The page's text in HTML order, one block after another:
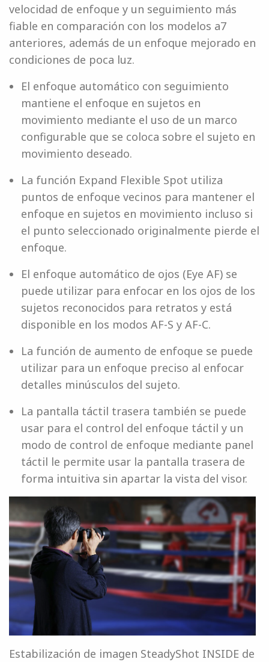
velocidad de enfoque y un seguimiento más
fiable en comparación con los modelos a7
anteriores, además de un enfoque mejorado en
condiciones de poca luz.
El enfoque automático con seguimiento
mantiene el enfoque en sujetos en
movimiento mediante el uso de un marco
configurable que se coloca sobre el sujeto en
movimiento deseado.
La función Expand Flexible Spot utiliza
puntos de enfoque vecinos para mantener el
enfoque en sujetos en movimiento incluso si
el punto seleccionado originalmente pierde el
enfoque.
El enfoque automático de ojos (Eye AF) se
puede utilizar para enfocar en los ojos de los
sujetos reconocidos para retratos y está
disponible en los modos AF-S y AF-C.
La función de aumento de enfoque se puede
utilizar para un enfoque preciso al enfocar
detalles minúsculos del sujeto.
La pantalla táctil trasera también se puede
usar para el control del enfoque táctil y un
modo de control de enfoque mediante panel
táctil le permite usar la pantalla trasera de
forma intuitiva sin apartar la vista del visor.
Estabilización de imagen SteadyShot INSIDE de